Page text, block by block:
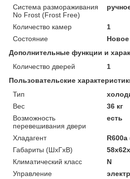
Система размораживания
No Frost (Frost Free)
Количество камер
1
Состояние
Новое
Дополнительные функции и
Количество дверей
1
Пользовательские
Тип
Вес
36 кг
Возможность
перевешивания двери
есть
Хладагент
R600a
Габариты (ШxГxВ)
Климатический класс
N
Управление